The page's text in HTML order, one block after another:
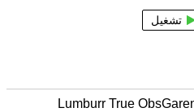
تشغيل
Lumburr True